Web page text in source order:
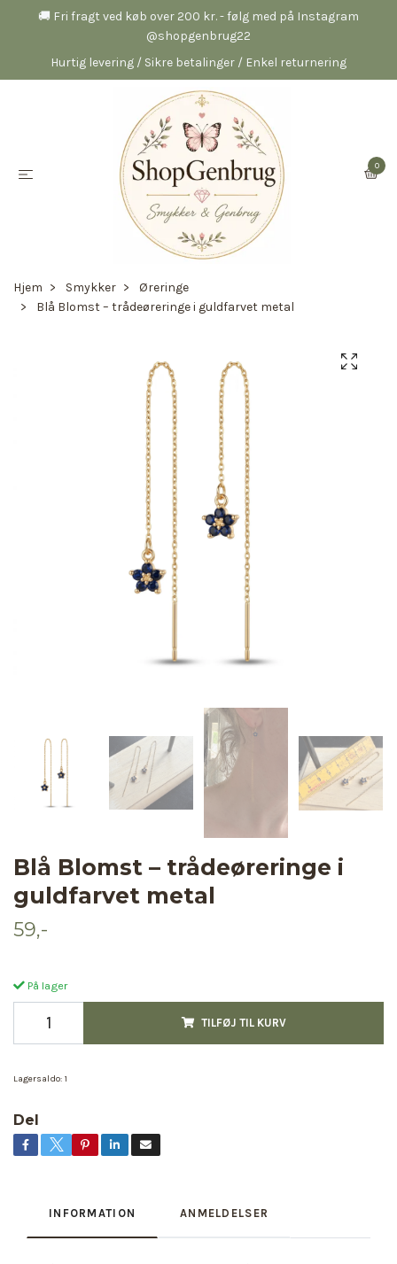
🚚 Fri fragt ved køb over 200 kr. - følg med på Instagram
@shopgenbrug22
Hurtig levering / Sikre betalinger / Enkel returnering
0
Hjem Smykker
Øreringe
Blå Blomst – trådeøreringe i guldfarvet metal
Blå Blomst – trådeøreringe i
guldfarvet metal
59,-
På lager
TILFØJ TIL KURV
Lagersaldo: 1
Del
INFORMATION ANMELDELSER